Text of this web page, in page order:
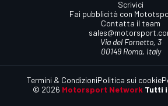
Scrivici
Fai pubblicità con
Contatta il team
Via del Fornetto, 3
00149 Roma, Italy
© 2026 Motorsport Network Tutti
Termini & CondizioniPolitica sui cookie